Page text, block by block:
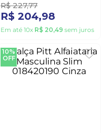
R$ 227,77
R$ 204,98
Em até 10x R$ 20,49 sem juros
10%
OFF